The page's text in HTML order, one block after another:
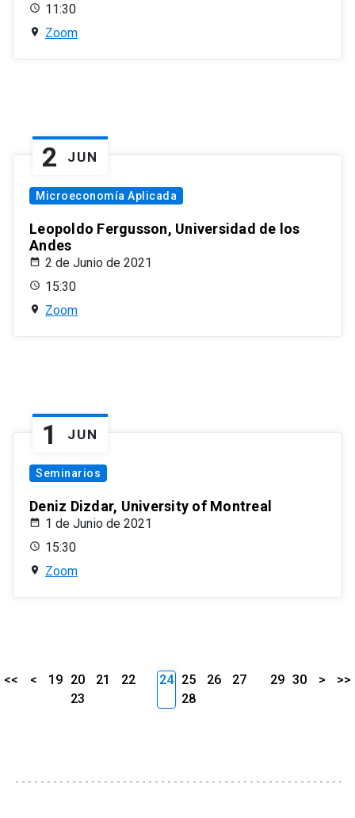
11:30
Zoom
2 JUN
Microeconomía Aplicada
Leopoldo Fergusson, Universidad de los
Andes
2 de Junio de 2021
15:30
Zoom
1 JUN
Seminarios
Deniz Dizdar, University of Montreal
1 de Junio de 2021
15:30
Zoom
<< < 19 20 21
22
23
24 25 26
27
28
29 30 > >>